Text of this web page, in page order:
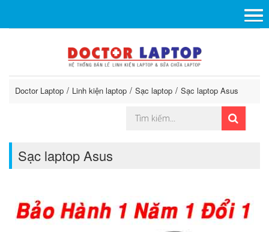
Doctor Laptop Linh kiện laptop Sạc laptop Sạc laptop Asus
Sạc laptop Asus